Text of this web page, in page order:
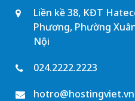
Liền kề 38, KĐT
Phương, Phường
Nội
024.2222.2223
hotro@hostingviet.vn